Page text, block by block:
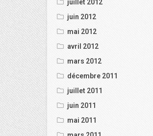
juillet 2012
juin 2012
mai 2012
avril 2012
mars 2012
décembre 2011
juillet 2011
juin 2011
mai 2011